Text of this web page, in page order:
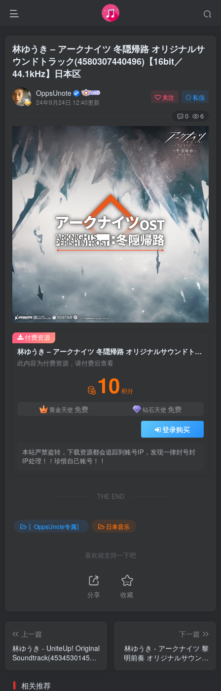
林ゆうき – アークナイツ 冬隠帰路 オリジナルサ
ウンドトラック(4580307440496)【16bit／
44.1kHz】日本区
OppsUnote
24年9月24日 12:40更新
关注 私信
0 6
林ゆうき – アークナイツ 冬隠帰路 オリジナルサウンドトラック(4580307440496)【16bit／44.1kHz】日本区
此内容为付费资源，请付费后查看
10 积分
黄金天使 免费 钻石天使 免费
登录购买
本站严禁盗转，下载资源都会追踪到账号IP，发现一律封号封
IP处理！！珍惜自己账号！！
付费资源
THE END
〖OppsUnote专属〗 日本音乐
喜欢就支持一下吧
分享 收藏
上一篇
林ゆうき - UniteUp! Original
Soundtrack(4534530145680)
下一篇
林ゆうき - アークナイツ 黎
明前奏 オリジナルサウンド
相关推荐